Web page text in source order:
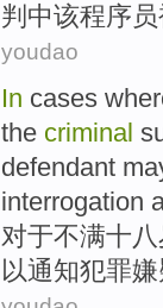
判中该程序
youdao
In cases
the criminal
defendant
interrogation
对于不满十八
以通知犯罪嫌